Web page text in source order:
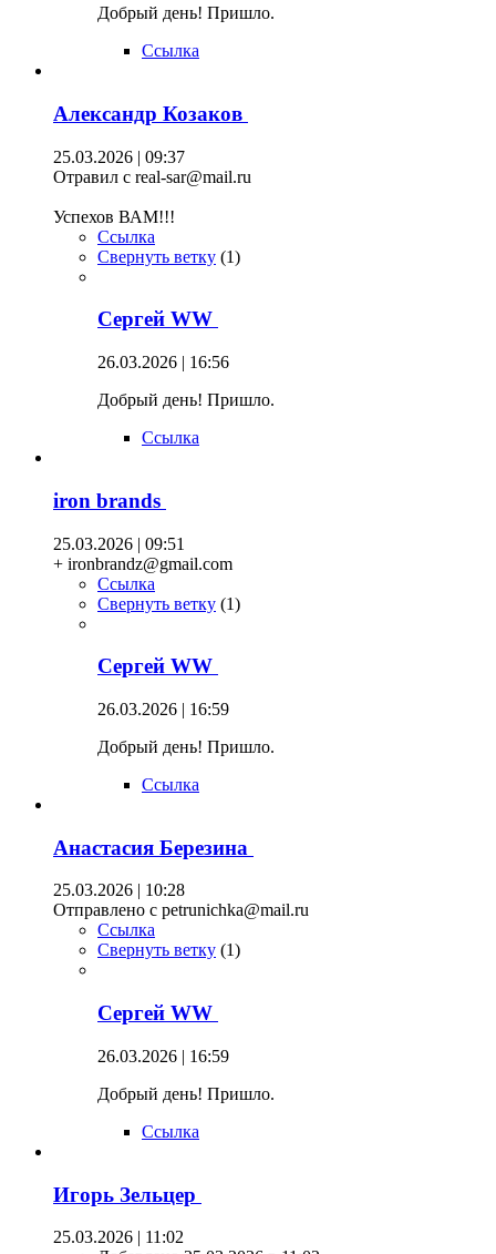
Добрый день! Пришло.
Ссылка
Александр Козаков
25.03.2026 | 09:37
Отравил с real-sar@mail.ru
Успехов ВАМ!!!
Ссылка
Свернуть ветку (1)
Сергей WW
26.03.2026 | 16:56
Добрый день! Пришло.
Ссылка
iron brands
25.03.2026 | 09:51
+ ironbrandz@gmail.com
Ссылка
Свернуть ветку (1)
Сергей WW
26.03.2026 | 16:59
Добрый день! Пришло.
Ссылка
Анастасия Березина
25.03.2026 | 10:28
Отправлено с petrunichka@mail.ru
Ссылка
Свернуть ветку (1)
Сергей WW
26.03.2026 | 16:59
Добрый день! Пришло.
Ссылка
Игорь Зельцер
25.03.2026 | 11:02